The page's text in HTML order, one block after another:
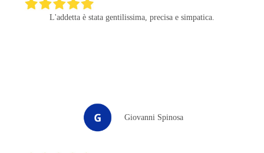
L'addetta è stata gentilissima, precisa e simpatica.
Giovanni Spinosa